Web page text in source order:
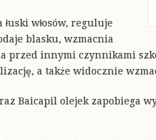
włosów, reguluje
blasku, wzmacnia
przed innymi czynnikami
a także widocznie
Baicapil olejek zapobiega